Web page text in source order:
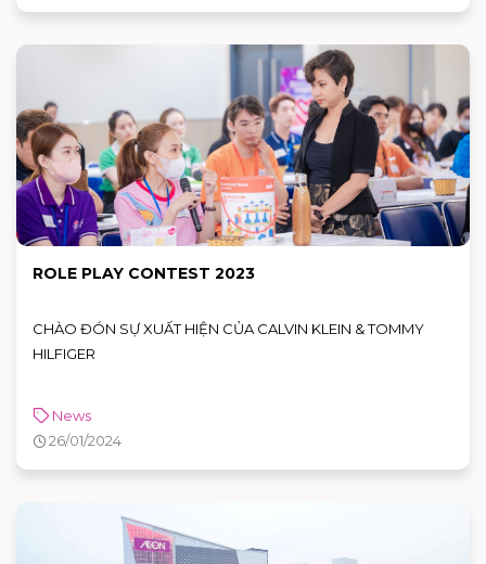
ROLE PLAY CONTEST 2023
CHÀO ĐÓN SỰ XUẤT HIỆN CỦA CALVIN KLEIN & TOMMY
HILFIGER
News
26/01/2024